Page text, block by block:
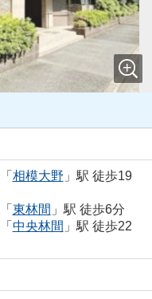
「 相模大野 」駅 徒歩19
「 東林間 」駅 徒歩6分
「 中央林間 」駅 徒歩22